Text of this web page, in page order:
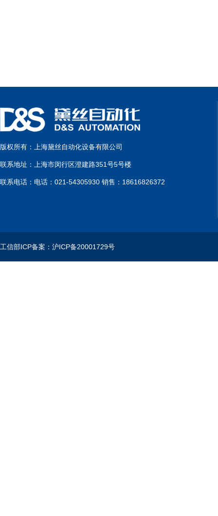
版权所有：上海黛丝自动化设备有限公司
联系地址：上海市闵行区澄建路351号5号楼
联系电话：电话：021-54305930 销售：18616826372
工信部ICP备案：沪ICP备20001729号